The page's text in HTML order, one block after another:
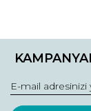
konularda
Görüş ve
Ürün resmi